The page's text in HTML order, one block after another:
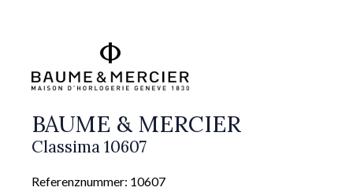
BAUME & MERCIER
Classima 10607
Referenznummer: 10607